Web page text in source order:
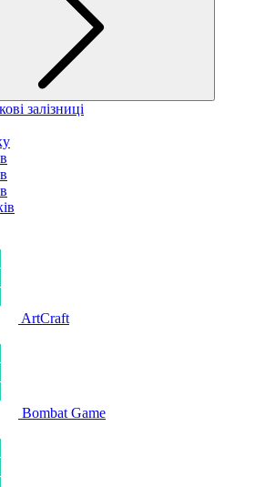
залізниці
ArtCraft
Bombat Game